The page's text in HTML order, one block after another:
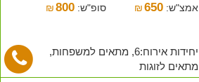
אמצ"ש:
₪650 סופ"ש: ₪ 800
יחידות אירוח:6, מתאים למשפחות,
מתאים לזוגות